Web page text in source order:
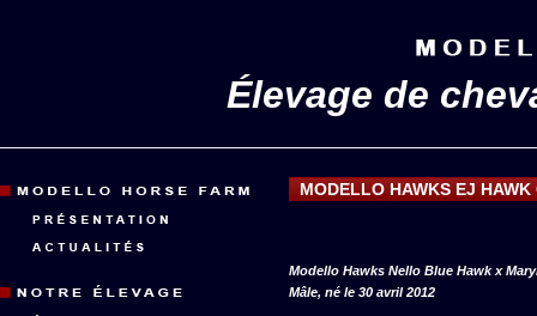
Élevage de
MODELLO HAWKS EJ
Modello Hawks Nello Blue Hawk x
Mâle, né le 30 avril 2012